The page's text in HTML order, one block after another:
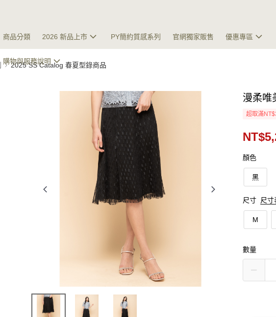
商品分類 2026 新品上市 PY簡約質感系列 官網獨家販售 優惠專區
購物與服務說明
2025 SS Catalog 春夏型錄商品
漫柔唯
超取滿
顏色
黑
尺寸 尺寸
M
數量